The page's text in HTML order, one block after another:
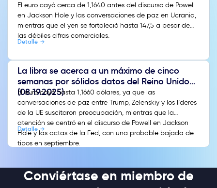
El euro cayó cerca de 1,1640 antes del discurso de Powell
en Jackson Hole y las conversaciones de paz en Ucrania,
mientras que el yen se fortaleció hasta 147,5 a pesar de
las débiles cifras comerciales.
Detalle
La libra se acerca a un máximo de cinco
semanas por sólidos datos del Reino Unido
(08.19.2025)
El euro cayó hasta 1,1660 dólares, ya que las
conversaciones de paz entre Trump, Zelenskiy y los líderes
de la UE suscitaron preocupación, mientras que la
atención se centró en el discurso de Powell en Jackson
Hole y las actas de la Fed, con una probable bajada de
tipos en septiembre.
Detalle
Conviértase en miembro de